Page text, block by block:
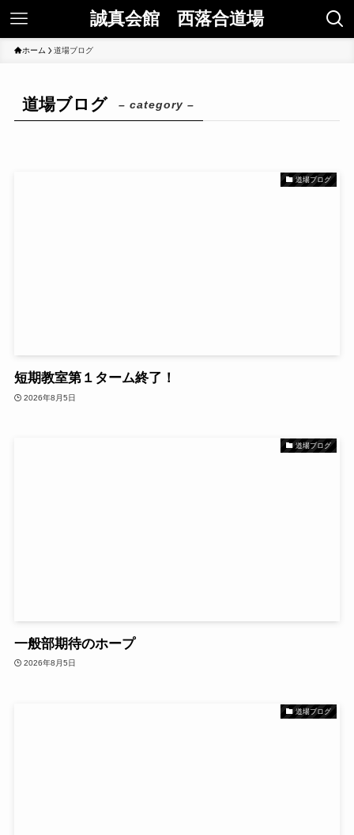
誠真会館 西落合道場
ホーム 道場ブログ
道場ブログ – category –
道場ブログ
短期教室第１ターム終了！
2026年8月5日
道場ブログ
一般部期待のホープ
2026年8月5日
道場ブログ